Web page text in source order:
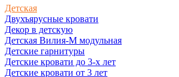
Детская
Двухъярусные кровати
Декор в детскую
Детская Вилия-М модульная
Детские гарнитуры
Детские кровати до 3-х лет
Детские кровати от 3 лет